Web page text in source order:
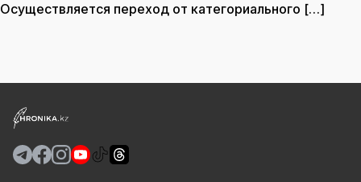
Осуществляется переход от категориального […]